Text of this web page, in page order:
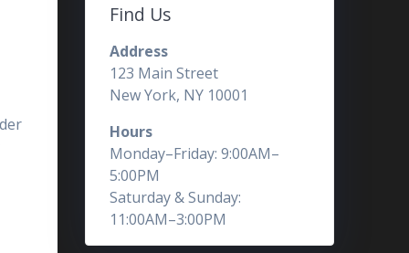
Find Us
Address
123 Main Street
New York, NY 10001
Hours
Monday–Friday: 9:00AM–
5:00PM
Saturday & Sunday:
11:00AM–3:00PM